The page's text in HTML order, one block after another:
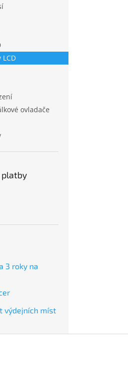
ovladače
platby
3 roky na
výdejních míst